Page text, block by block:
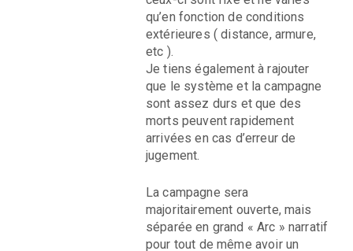
qu’en fonction de conditions
extérieures ( distance, armure,
etc ).
Je tiens également à rajouter
que le système et la campagne
sont assez durs et que des
morts peuvent rapidement
arrivées en cas d’erreur de
jugement.
La campagne sera
majoritairement ouverte, mais
séparée en grand « Arc » narratif
pour tout de même avoir un